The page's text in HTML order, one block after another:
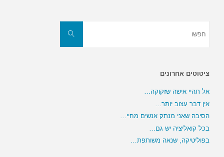
חפשו
ציטוטים אחרונים
אל תהיי אישה שזקוקה…
אין דבר עצוב יותר…
הסיבה שאני מנתק אנשים מחיי…
בכל קואליציה יש גם…
בפוליטיקה, שנאה משותפת…